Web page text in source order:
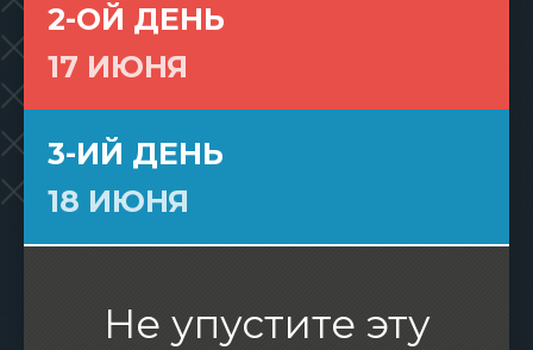
2-ОЙ ДЕНЬ
17 ИЮНЯ
3-ИЙ ДЕНЬ
18 ИЮНЯ
Не упустите эту